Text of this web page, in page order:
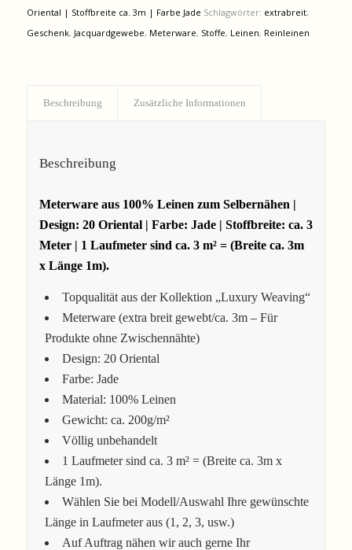
Oriental | Stoffbreite ca. 3m | Farbe Jade Schlagwörter: extrabreit,
Geschenk, Jacquardgewebe, Meterware, Stoffe, Leinen, Reinleinen
Beschreibung Zusätzliche Informationen
Beschreibung
Meterware aus 100% Leinen zum Selbernähen |
Design: 20 Oriental | Farbe: Jade | Stoffbreite: ca. 3
Meter | 1 Laufmeter sind ca. 3 m² = (Breite ca. 3m
x Länge 1m).
Topqualität aus der Kollektion „Luxury Weaving“
Meterware (extra breit gewebt/ca. 3m – Für
Produkte ohne Zwischennähte)
Design: 20 Oriental
Farbe: Jade
Material: 100% Leinen
Gewicht: ca. 200g/m²
Völlig unbehandelt
1 Laufmeter sind ca. 3 m² = (Breite ca. 3m x
Länge 1m).
Wählen Sie bei Modell/Auswahl Ihre gewünschte
Länge in Laufmeter aus (1, 2, 3, usw.)
Auf Auftrag nähen wir auch gerne Ihr